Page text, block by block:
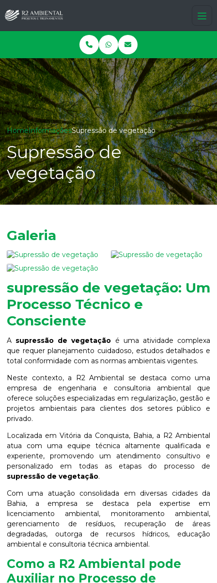
HomeInformaçõesSupressão de vegetação
Supressão de
vegetação
Galeria
supressão de vegetação: Um
Processo Técnico e
Consciente
A supressão de vegetação é uma atividade complexa
que requer planejamento cuidadoso, estudos detalhados e
total conformidade com as normas ambientais vigentes.
Neste contexto, a R2 Ambiental se destaca como uma
empresa de engenharia e consultoria ambiental que
oferece soluções especializadas em regularização, gestão e
projetos ambientais para clientes dos setores público e
privado.
Localizada em Vitória da Conquista, Bahia, a R2 Ambiental
atua com uma equipe técnica altamente qualificada e
experiente, promovendo um atendimento consultivo e
personalizado em todas as etapas do processo de
supressão de vegetação.
Com uma atuação consolidada em diversas cidades da
Bahia, a empresa se destaca pela expertise em
licenciamento ambiental, monitoramento ambiental,
gerenciamento de resíduos, recuperação de áreas
degradadas, outorga de recursos hídricos, educação
ambiental e consultoria técnica ambiental.
Como a R2 Ambiental pode
Auxiliar no Processo de